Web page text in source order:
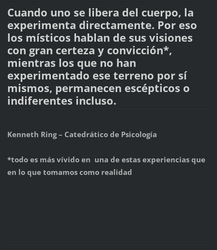
Cuando uno se libera del cuerpo, la
experimenta directamente. Por eso
los místicos hablan de sus visiones
con gran certeza y convicción*,
mientras los que no han
experimentado ese terreno por sí
mismos, permanecen escépticos o
indiferentes incluso.
Kenneth Ring – Catedrático de Psicología
*todo es más vívido en una de estas experiencias que
en lo que tomamos como realidad